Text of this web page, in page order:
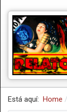
Está aquí: Home